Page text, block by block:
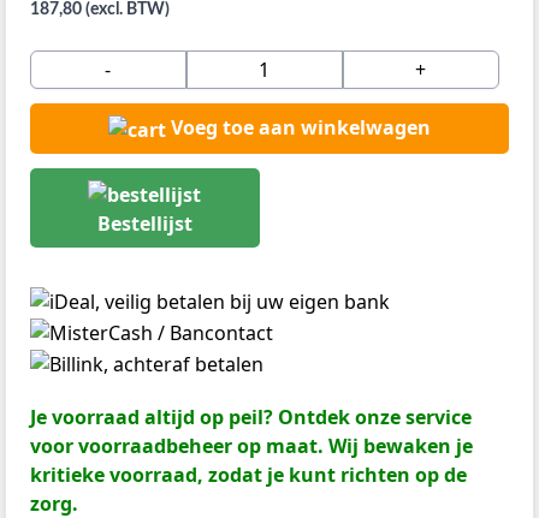
187,80 (excl. BTW)
- +
Voeg toe aan winkelwagen
Bestellijst
Je voorraad altijd op peil? Ontdek onze service
voor voorraadbeheer op maat. Wij bewaken je
kritieke voorraad, zodat je kunt richten op de
zorg.